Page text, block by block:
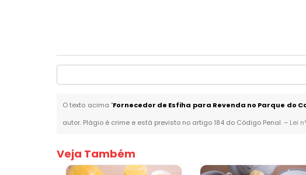
O texto acima "Fornecedor de Esfiha para Revenda no Parque do
autor. Plágio é crime e está previsto no artigo 184 do Código Penal. – Lei
Veja Também